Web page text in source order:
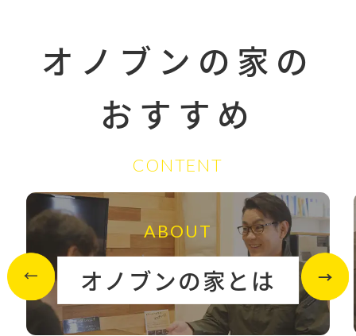
オノブンの家の
おすすめ
CONTENT
ABOUT
オノブンの家とは